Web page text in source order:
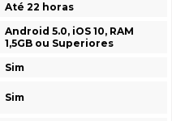
Até 22 horas
Android 5.0, iOS 10, RAM
1,5GB ou Superiores
Sim
Sim